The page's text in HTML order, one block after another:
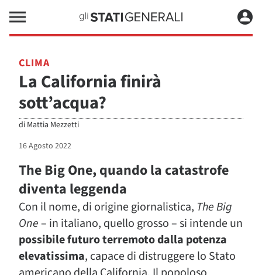
CLIMA
La California finirà
sott’acqua?
di Mattia Mezzetti
16 Agosto 2022
The Big One, quando la catastrofe
diventa leggenda
Con il nome, di origine giornalistica, The Big
One – in italiano, quello grosso – si intende un
possibile futuro terremoto dalla potenza
elevatissima, capace di distruggere lo Stato